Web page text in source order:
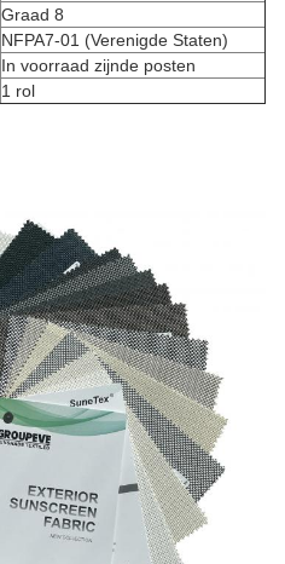
Graad 8
NFPA7-01 (Verenigde Staten)
In voorraad zijnde posten
1 rol